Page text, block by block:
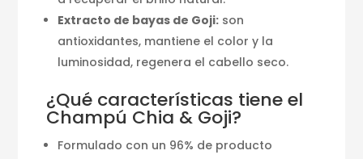
Extracto de bayas de Goji: son
antioxidantes, mantiene el color y la
luminosidad, regenera el cabello seco.
¿Qué características tiene el
Champú Chia & Goji?
Formulado con un 96% de producto